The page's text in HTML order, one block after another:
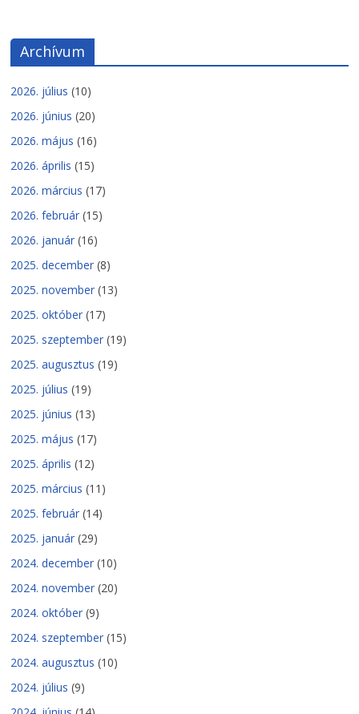
Archívum
2026. július (10)
2026. június (20)
2026. május (16)
2026. április (15)
2026. március (17)
2026. február (15)
2026. január (16)
2025. december (8)
2025. november (13)
2025. október (17)
2025. szeptember (19)
2025. augusztus (19)
2025. július (19)
2025. június (13)
2025. május (17)
2025. április (12)
2025. március (11)
2025. február (14)
2025. január (29)
2024. december (10)
2024. november (20)
2024. október (9)
2024. szeptember (15)
2024. augusztus (10)
2024. július (9)